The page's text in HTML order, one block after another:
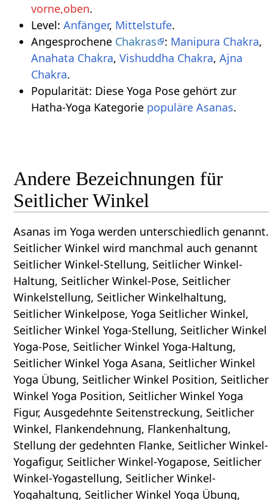
vorne,oben.
Level: Anfänger, Mittelstufe.
Angesprochene Chakras : Manipura Chakra,
Anahata Chakra, Vishuddha Chakra, Ajna
Chakra.
Popularität: Diese Yoga Pose gehört zur
Hatha-Yoga Kategorie populäre Asanas.
Andere Bezeichnungen für
Seitlicher Winkel
Asanas im Yoga werden unterschiedlich genannt.
Seitlicher Winkel wird manchmal auch genannt
Seitlicher Winkel-Stellung, Seitlicher Winkel-
Haltung, Seitlicher Winkel-Pose, Seitlicher
Winkelstellung, Seitlicher Winkelhaltung,
Seitlicher Winkelpose, Yoga Seitlicher Winkel,
Seitlicher Winkel Yoga-Stellung, Seitlicher Winkel
Yoga-Pose, Seitlicher Winkel Yoga-Haltung,
Seitlicher Winkel Yoga Asana, Seitlicher Winkel
Yoga Übung, Seitlicher Winkel Position, Seitlicher
Winkel Yoga Position, Seitlicher Winkel Yoga
Figur, Ausgedehnte Seitenstreckung, Seitlicher
Winkel, Flankendehnung, Flankenhaltung,
Stellung der gedehnten Flanke, Seitlicher Winkel-
Yogafigur, Seitlicher Winkel-Yogapose, Seitlicher
Winkel-Yogastellung, Seitlicher Winkel-
Yogahaltung, Seitlicher Winkel Yoga Übung,